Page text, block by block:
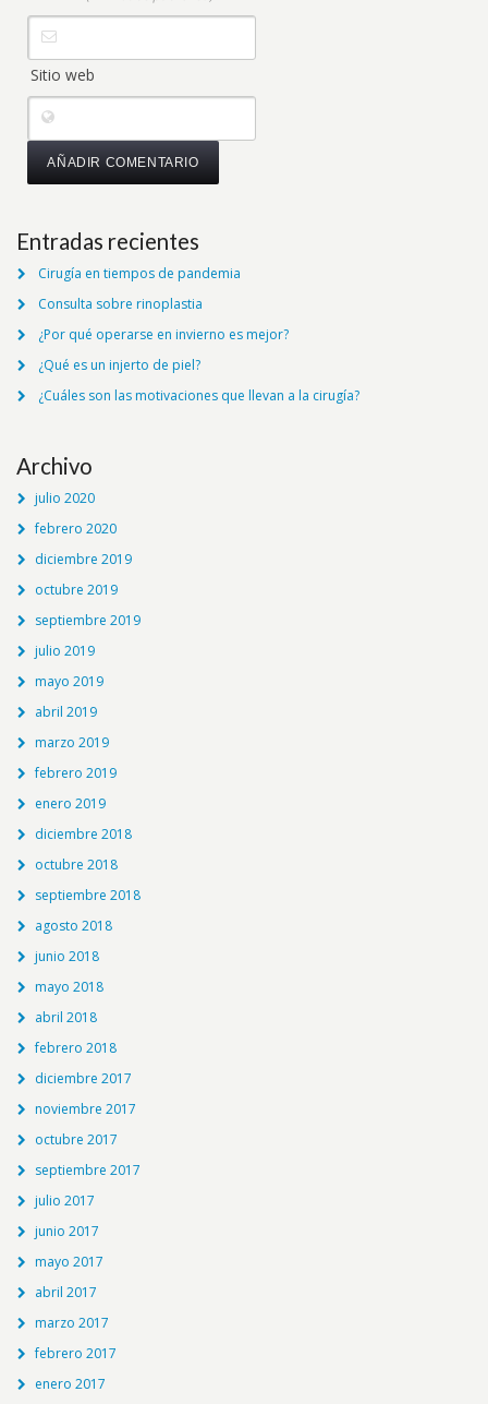
Sitio web
Entradas recientes
Cirugía en tiempos de pandemia
Consulta sobre rinoplastia
¿Por qué operarse en invierno es mejor?
¿Qué es un injerto de piel?
¿Cuáles son las motivaciones que llevan a la cirugía?
Archivo
julio 2020
febrero 2020
diciembre 2019
octubre 2019
septiembre 2019
julio 2019
mayo 2019
abril 2019
marzo 2019
febrero 2019
enero 2019
diciembre 2018
octubre 2018
septiembre 2018
agosto 2018
junio 2018
mayo 2018
abril 2018
febrero 2018
diciembre 2017
noviembre 2017
octubre 2017
septiembre 2017
julio 2017
junio 2017
mayo 2017
abril 2017
marzo 2017
febrero 2017
enero 2017